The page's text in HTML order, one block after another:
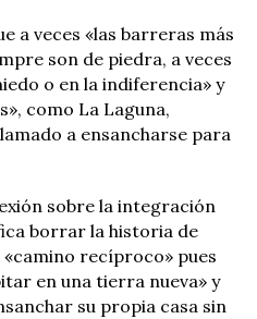
a veces «las barreras más
son de piedra, a veces
o en la indiferencia» y
como La Laguna,
a ensancharse para
sobre la integración
borrar la historia de
«camino recíproco» pues
en una tierra nueva» y
su propia casa sin